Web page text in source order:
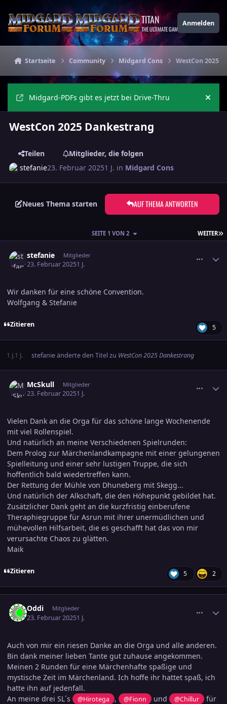
TITAN
THE ULTIMATE GAMING THEME
Anmelden
Startseite Community Midgard Cons WestCon 2025
Midgard-PDFs gibt es jetzt bei Drive-Thru
WestCon 2025 Dankestrang
Teilen
Mitglieder, die folgen
stefanie23. Februar 20251 J. in Midgard Cons
Neues Thema starten AUF THEMA ANTWORTEN
WEITER
SEITE 1 VON 2
stefanie Mitglieder
23. Februar 20251 J.
Wir danken für eine schöne Convention.
Wolfgang & Stefanie
Zitieren 5
1 J.1 J. stefanieänderte den Titel zu WestCon 2025 Dankestrang
McSkull Mitglieder
23. Februar 20251 J.
Vielen Dank an die Orga für das schöne lange Wochenende
mit viel Rollenspiel.
Und natürlich an meine Verschiedenen Spielrunden:
Dem Prolog zur Märchenlandkampagne mit einer gelungenen
Spielleitung und einer sehr lustigen Truppe, die sich
hoffentlich bald wiedertreffen kann.
Der Rettung der Mühle von Dhuneberg mit Skegg...
Und natürlich der Alkschaft, die den Höhepunkt gebildet hat.
Zusätzlicher Dank geht an die kurzfristig einberufene
Theraphiegruppe für Asrun mit ihrer unermüdlichen und
mühevollen Hilfsarbeit, die es geschafft hat das von mir
verursachte Chaos zu glätten.
Maik
Zitieren 5 2
Oddi Mitglieder
23. Februar 20251 J.
Auch von mir ein riesen Danke an die Orga und alle anderen.
Bin dank meiner lieben Tante gut zuhause angekommen.
Meinen 2 Runden für eine Märchenhafte spaßige und
mystische Zeit im Märchenland. Ich hoffe ihr hattet spaß, ich
hatte ihn auf jedenfall.
An meine drei SL´s
@Hirotega , @Fionn und @Chillur
für